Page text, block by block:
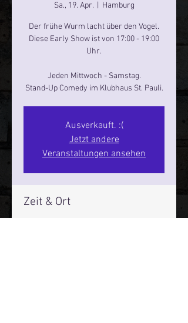
Sa., 19. Apr.
  |
Hamburg
Der frühe Wurm lacht über den Vogel.
Diese Early Show ist von 17:00 - 19:00
Uhr.
Jeden Mittwoch - Samstag.
Stand-Up Comedy im Klubhaus St. Pauli.
Ausverkauft. :(
Jetzt andere
Veranstaltungen ansehen
Zeit & Ort